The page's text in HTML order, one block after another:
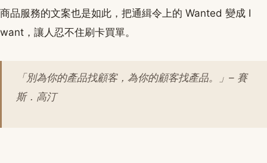
商品服務的文案也是如此，把通緝令上的 Wanted 變成 I
want，讓人忍不住刷卡買單。
「別為你的產品找顧客，為你的顧客找產品。」– 賽
斯．高汀